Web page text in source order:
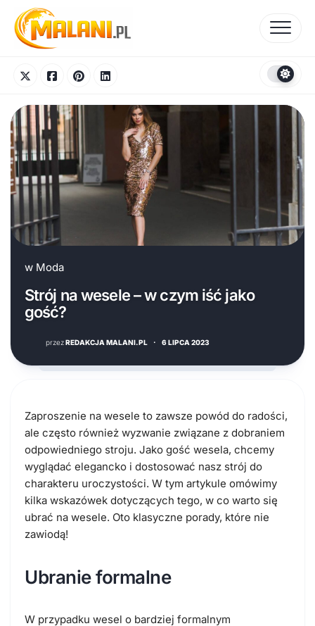
content
w Moda
Strój na wesele – w czym iść jako
gość?
przezREDAKCJA MALANI.PL · 6 LIPCA 2023
Zaproszenie na wesele to zawsze powód do radości,
ale często również wyzwanie związane z dobraniem
odpowiedniego stroju. Jako gość wesela, chcemy
wyglądać elegancko i dostosować nasz strój do
charakteru uroczystości. W tym artykule omówimy
kilka wskazówek dotyczących tego, w co warto się
ubrać na wesele. Oto klasyczne porady, które nie
zawiodą!
Ubranie formalne
W przypadku wesel o bardziej formalnym